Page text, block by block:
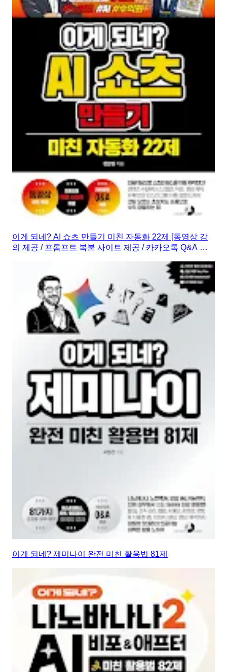
이게 되네? AI 쇼츠 만들기 미친 자동화 22제 [동영상 강
의 제공 / 프롬프트 복붙 사이트 제공 / 카카오톡 Q&A 제
이게 되네? 제미나이 완전 미친 활용법 81제